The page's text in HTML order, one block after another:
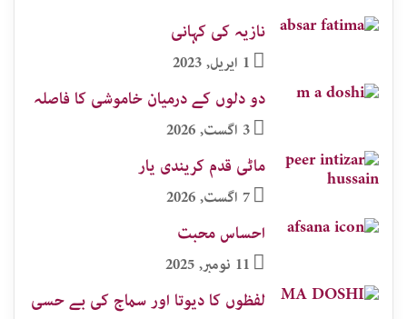
نازیہ کی کہانی
1 اپریل, 2023
دو دلوں کے درمیان خاموشی کا فاصلہ
3 اگست, 2026
ماٹی قدم کریندی یار
7 اگست, 2026
احساس محبت
11 نومبر, 2025
لفظوں کا دیوتا اور سماج کی بے حسی